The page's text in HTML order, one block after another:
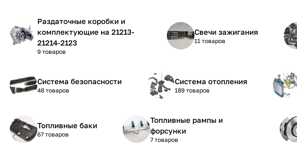
Раздаточные коробки и
комплектующие на 21213-
21214-2123
9 товаров
Свечи зажигания
11 товаров
Система безопасности
48 товаров
Система отопления
189 товаров
Топливные баки
67 товаров
Топливные рампы и
форсунки
7 товаров